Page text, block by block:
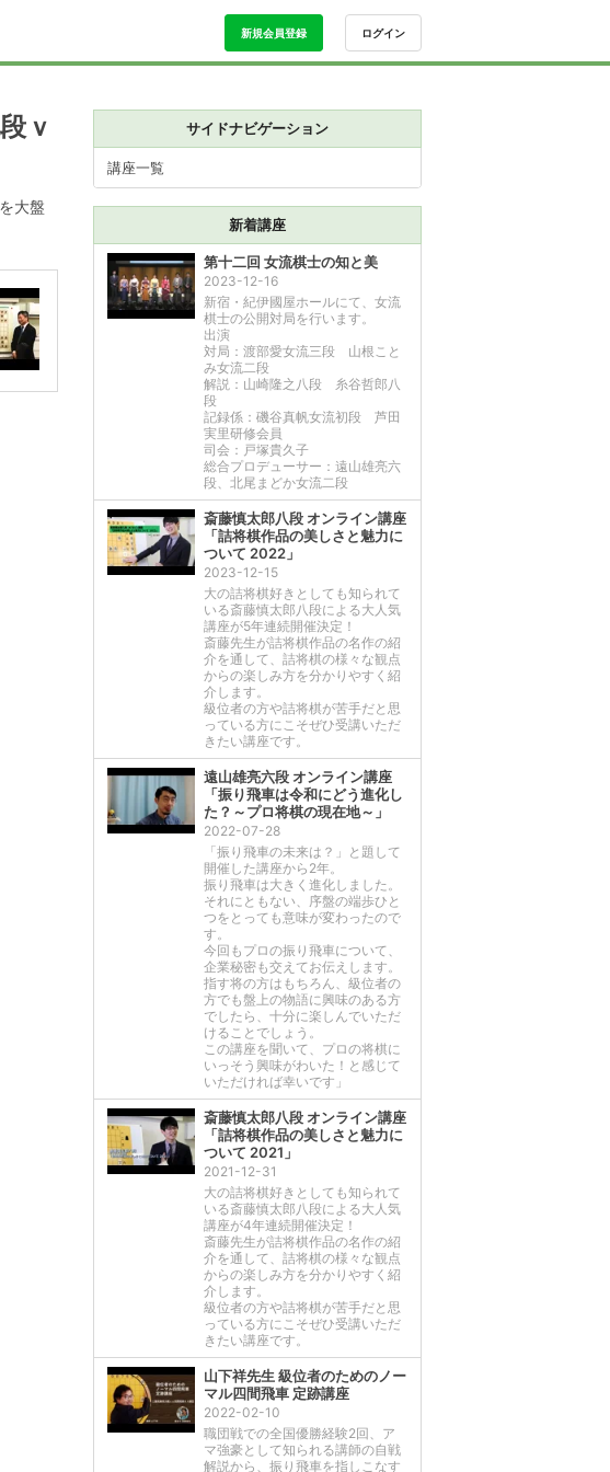
新規会員登録 ログイン
ｖ
大盤
サイドナビゲーション
講座一覧
新着講座
第十二回 女流棋士の知と美
2023-12-16
新宿・紀伊國屋ホールにて、女流
棋士の公開対局を行います。
出演
対局：渡部愛女流三段 山根こと
み女流二段
解説：山崎隆之八段 糸谷哲郎八
段
記録係：磯谷真帆女流初段 芦田
実里研修会員
司会：戸塚貴久子
総合プロデューサー：遠山雄亮六
段、北尾まどか女流二段
斎藤慎太郎八段 オンライン講座
「詰将棋作品の美しさと魅力に
ついて 2022」
2023-12-15
大の詰将棋好きとしても知られて
いる斎藤慎太郎八段による大人気
講座が5年連続開催決定！
斎藤先生が詰将棋作品の名作の紹
介を通して、詰将棋の様々な観点
からの楽しみ方を分かりやすく紹
介します。
級位者の方や詰将棋が苦手だと思
っている方にこそぜひ受講いただ
きたい講座です。
遠山雄亮六段 オンライン講座
「振り飛車は令和にどう進化し
た？～プロ将棋の現在地～」
2022-07-28
「振り飛車の未来は？」と題して
開催した講座から2年。
振り飛車は大きく進化しました。
それにともない、序盤の端歩ひと
つをとっても意味が変わったので
す。
今回もプロの振り飛車について、
企業秘密も交えてお伝えします。
指す将の方はもちろん、級位者の
方でも盤上の物語に興味のある方
でしたら、十分に楽しんでいただ
けることでしょう。
この講座を聞いて、プロの将棋に
いっそう興味がわいた！と感じて
いただければ幸いです」
斎藤慎太郎八段 オンライン講座
「詰将棋作品の美しさと魅力に
ついて 2021」
2021-12-31
大の詰将棋好きとしても知られて
いる斎藤慎太郎八段による大人気
講座が4年連続開催決定！
斎藤先生が詰将棋作品の名作の紹
介を通して、詰将棋の様々な観点
からの楽しみ方を分かりやすく紹
介します。
級位者の方や詰将棋が苦手だと思
っている方にこそぜひ受講いただ
きたい講座です。
山下祥先生 級位者のためのノー
マル四間飛車 定跡講座
2022-02-10
職団戦での全国優勝経験2回、ア
マ強豪として知られる講師の自戦
解説から、振り飛車を指しこなす